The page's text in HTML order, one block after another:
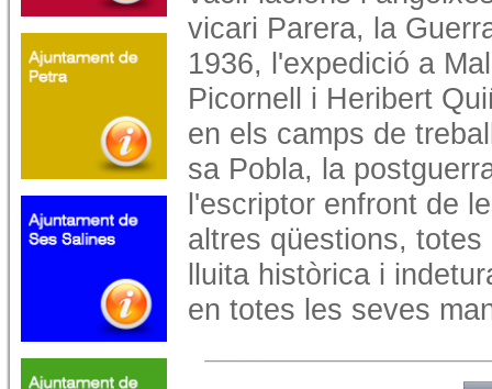
vicari Parera, la
1936, l'expedició a
Picornell i Heribert
en els camps de
sa Pobla, la
l'escriptor enfront de
altres qüestions,
lluita històrica i
en totes les seves